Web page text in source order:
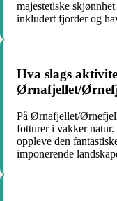
majestetiske
inkludert fjorder og
Hva slags
Ørnafjellet/
På Ørnafjellet/
fotturer i vakker
oppleve den
imponerende